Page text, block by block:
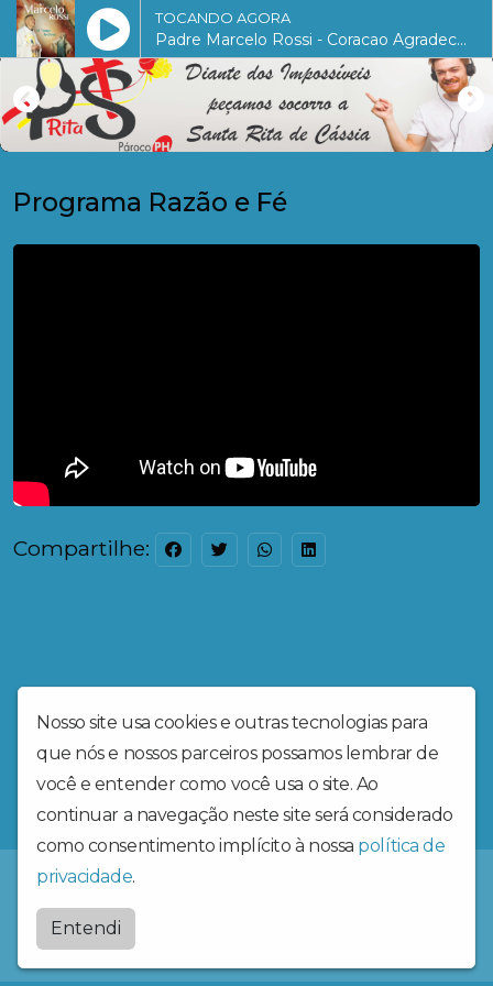
TOCANDO AGORA
Padre Marcelo Rossi - Coracao Agradecido (Oracao Cap 9)
Programa Razão e Fé
Compartilhe:
Nosso site usa cookies e outras tecnologias para
que nós e nossos parceiros possamos lembrar de
você e entender como você usa o site. Ao
continuar a navegação neste site será considerado
como consentimento implícito à nossa política de
privacidade.
Entendi Radiosantaritadecassia